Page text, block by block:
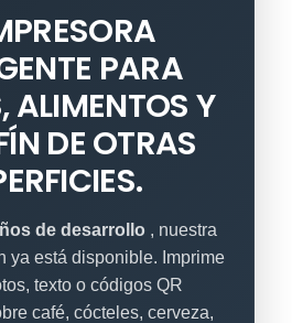
PARA
ALIMENTOS Y
DE OTRAS
de desarrollo, nuestra
ya está disponible. Imprime
texto o códigos QR
café, cócteles, cerveza,